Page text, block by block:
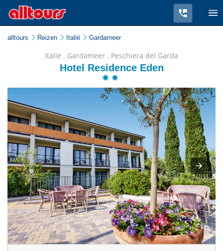
alltours Reizen Italië Gardameer
Italië . Gardameer . Peschiera del Garda
Hotel Residence Eden